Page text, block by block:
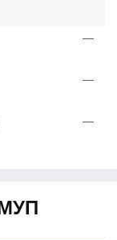
—
—
—